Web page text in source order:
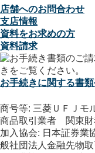
店舗へのお問合わせ
支店情報
資料をお求めの方
資料請求
お手続きに関する書
商号等: 三菱ＵＦＪ
商品取引業者 関東財
加入協会: 日本証券業
般社団法人金融先物